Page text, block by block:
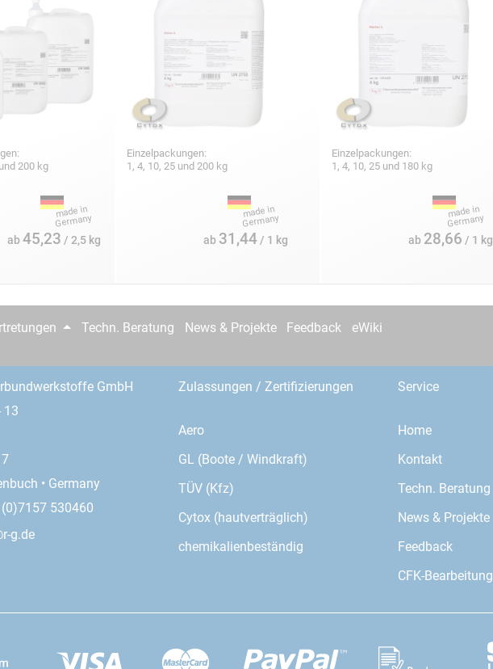
200 kg
ab45,23 / 2,5 kg
Einzelpackungen:
1, 4, 10, 25 und 200 kg
ab 31,44/ 1 kg
Einzelpackungen:
1, 4, 10, 25 und 180 kg
ab 28,66 / 1 kg
Techn. Beratung News & Projekte Feedback eWiki
GmbH
13
• Germany
530460
g.de
Zulassungen / Zertifizierungen
Aero
GL (Boote / Windkraft)
TÜV (Kfz)
Cytox (hautverträglich)
chemikalienbeständig
Service
Home
Kontakt
Techn. Beratung
News & Projekte
Feedback
CFK-Bearbeitung